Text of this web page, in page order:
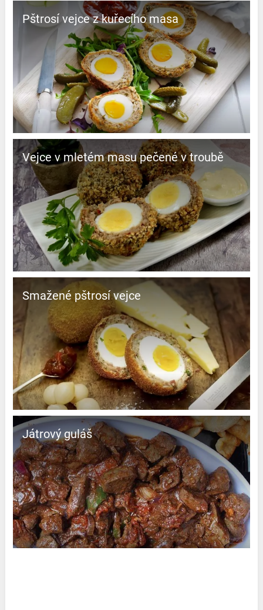
Pštrosí vejce z kuřecího masa
Vejce v mletém masu pečené v troubě
Smažené pštrosí vejce
Játrový guláš